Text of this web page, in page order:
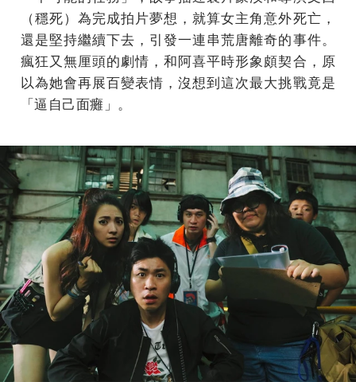
（穩死）為完成拍片夢想，就算女主角意外死亡，
還是堅持繼續下去，引發一連串荒唐離奇的事件。
瘋狂又無厘頭的劇情，和阿喜平時形象頗契合，原
以為她會再展百變表情，沒想到這次最大挑戰竟是
「逼自己面癱」。